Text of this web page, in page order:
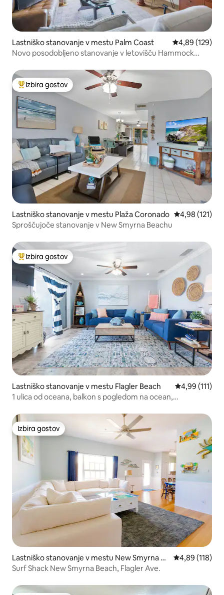
Lastniško stanovanje v mestu Palm Coast Povprečna
4,89 (129)
Novo posodobljeno stanovanje v letovišču Hammock
Najbolj priljubljena prenočišča z značko »Izbira gostov«
Izbira gostov
Lastniško stanovanje v mestu Plaža Coronado Povprečna
4,98 (121)
Sproščujoče stanovanje v New Smyrna Beachu
Najbolj priljubljena prenočišča z značko »Izbira gostov«
Izbira gostov
Lastniško stanovanje v mestu Flagler Beach Povprečna
4,99 (111)
1 ulica od oceana, balkon s pogledom na ocean,
Izbira gostov
Izbira gostov
Lastniško stanovanje v mestu New Smyrna Be
ach
Povprečna
4,89 (118)
Surf Shack New Smyrna Beach, Flagler Ave.